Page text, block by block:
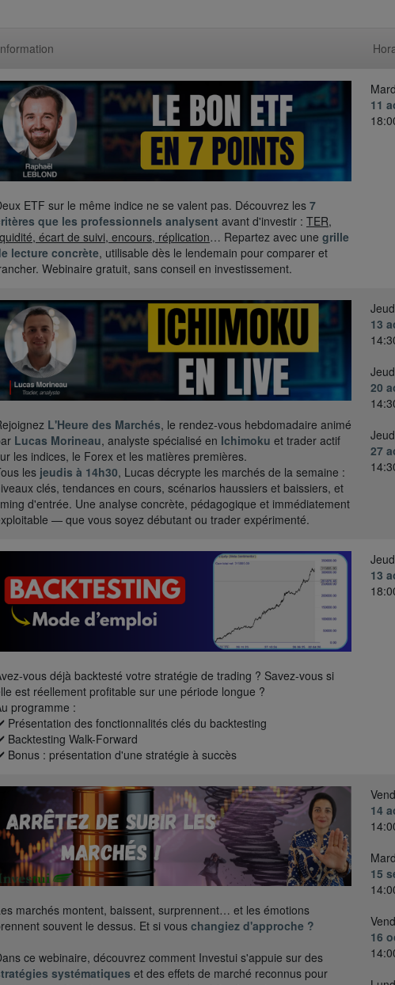
ETF sur le même indice ne se valent pas. Découvrez les 7
que les professionnels analysent avant d'investir : TER,
écart de suivi, encours, réplication… Repartez avec une grille
lecture concrète, utilisable dès le lendemain pour comparer et
Webinaire gratuit, sans conseil en investissement.
11
L'Heure des Marchés, le rendez-vous hebdomadaire animé
Lucas Morineau, analyste spécialisé en Ichimoku et trader actif
les indices, le Forex et les matières premières.
les jeudis à 14h30, Lucas décrypte les marchés de la semaine :
clés, tendances en cours, scénarios haussiers et baissiers, et
d'entrée. Une analyse concrète, pédagogique et immédiatement
— que vous soyez débutant ou trader expérimenté.
13
20
27
vous déjà backtesté votre stratégie de trading ? Savez-vous si
est réellement profitable sur une période longue ?
programme :
Présentation des fonctionnalités clés du backtesting
Backtesting Walk-Forward
Bonus : présentation d'une stratégie à succès
13
marchés montent, baissent, surprennent… et les émotions
souvent le dessus. Et si vous changiez d'approche ?
ce webinaire, découvrez comment Investui s'appuie sur des
systématiques et des effets de marché reconnus pour
14
15
16